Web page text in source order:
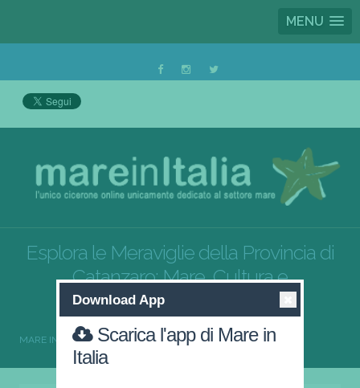
MENU
Esplora le Meraviglie della Provincia di
Catanzaro: Mare, Cultura e
Divertimento
MARE IN ITALIA CALABRIA CATANZARO
Download App
Scarica l'app di Mare in
Italia